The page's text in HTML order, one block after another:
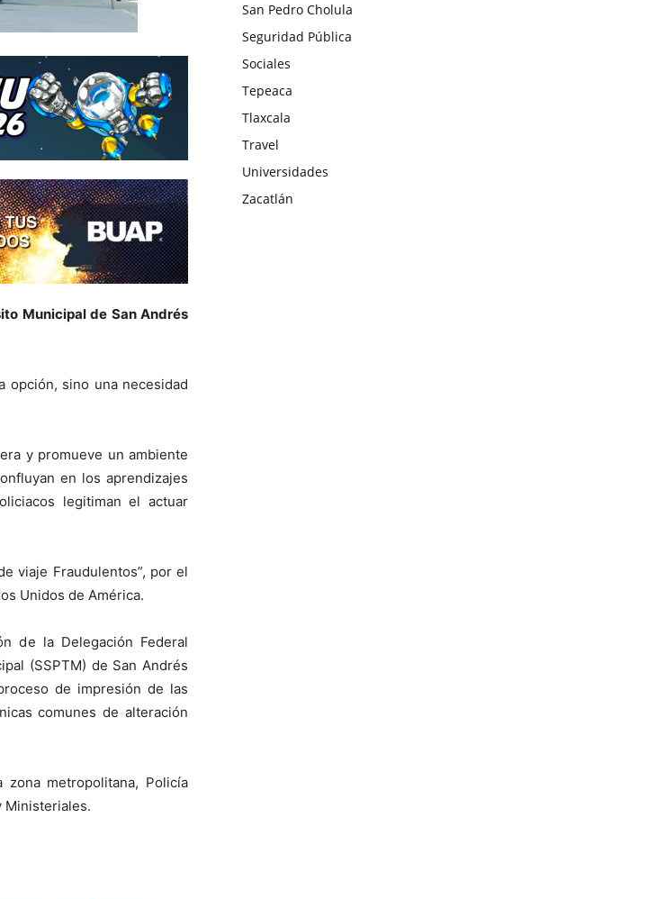
Municipal de San Andrés
opción, sino una necesidad
y promueve un ambiente
en los aprendizajes
legitiman el actuar
viaje Fraudulentos”, por el
Unidos de América.
de la Delegación Federal
(SSPTM) de San Andrés
de impresión de las
comunes de alteración
metropolitana, Policía
Ministeriales.
San Pedro Cholula
Seguridad Pública
Sociales
Tepeaca
Tlaxcala
Travel
Universidades
Zacatlán